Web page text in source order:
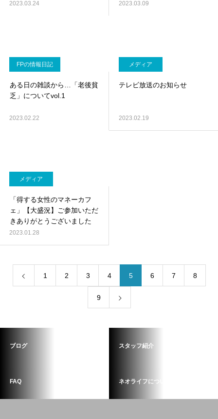
2023.03.24 2023.03.09
FPの情報日記
ある日の雑談から…「老後貧
乏」についてvol.1
2023.02.22
メディア
テレビ放送のお知らせ
2023.02.19
メディア
「得する女性のマネーカフ
ェ」【大盛況】ご参加いただ
きありがとうございました
2023.01.28
1 2 3 4 5 6 7 8
9
ブログ スタッフ紹介
FAQ ネオライフについて